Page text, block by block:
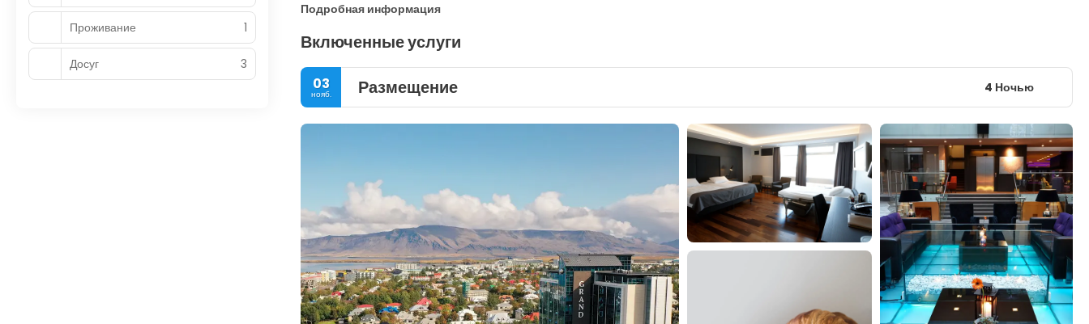
Подробная информация
Включенные услуги
03
нояб. Размещение 4 Ночью
Проживание 1
Досуг 3